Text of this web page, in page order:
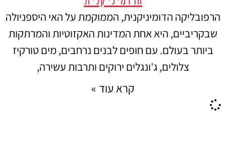
הרפובליקה הדומיניקנית, הממוקמת על האי היספניולה
שבקריביים, היא אחת המדינות האקזוטיות והמרתקות
ביותר בעולם. עם חופים לבנים נרחבים, מים טורקיז
צלולים, ג'ונגלים ירוקים ותרבות עשירה,
קרא עוד »